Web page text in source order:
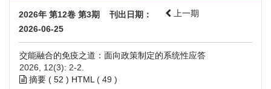
2026年 第12卷 第3期 刊出日期：
2026-06-25
上一期
交能融合的免疫之道：面向政策制定的系统性应答
2026, 12(3): 2-2.
摘要 ( 52 ) HTML ( 49 )